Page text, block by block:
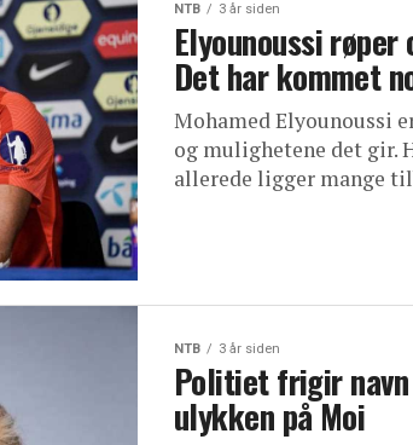
NTB 3 år siden
Elyounoussi
Det har kommet
Mohamed Elyounoussi
og mulighetene det gir.
allerede ligger mange
NTB 3 år siden
Politiet frigir
ulykken på Moi